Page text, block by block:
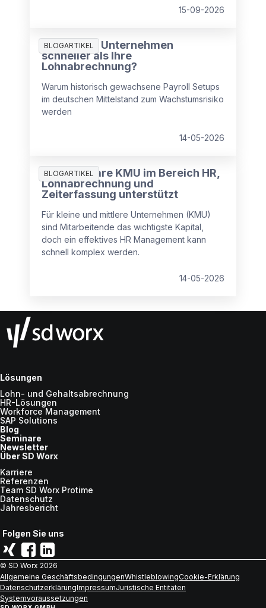
15-09-2026
BLOGARTIKEL
Wächst Ihr Unternehmen
schneller als Ihre
Lohnabrechnung?
Warum historisch gewachsene Payroll Setups
im deutschen Mittelstand zum Wachstumsrisiko
werden
14-05-2026
BLOGARTIKEL
Wie Software KMU im Bereich HR,
Lohnabrechnung und
Zeiterfassung unterstützt
Für kleine und mittlere Unternehmen (KMU)
sind Mitarbeitende das wichtigste Kapital,
doch ein effektives HR Management kann
schnell komplex werden.
14-05-2026
Lösungen
Lohn- und Gehaltsabrechnung
HR-Lösungen
Workforce Management
SAP Solutions
Blog
Seminare
Newsletter
Über SD Worx
Karriere
Referenzen
Team SD Worx Protime
Datenschutz
Jahresbericht
Folgen Sie uns
© SD Worx 2026
Allgemeine GeschäftsbedingungenWhistleblowingCookie-Erklärung
DatenschutzerklärungImpressumJuristische Entitäten
Systemvoraussetzungen